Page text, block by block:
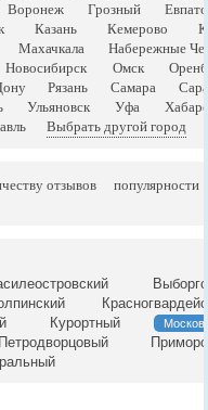
Воронеж Грозный
Казань Кемерово
Махачкала
Набережные
Новосибирск Омск
Рязань Самара
Ульяновск Уфа
Выбрать другой город
отзывов
популярности
Курортный
Петродворцовый